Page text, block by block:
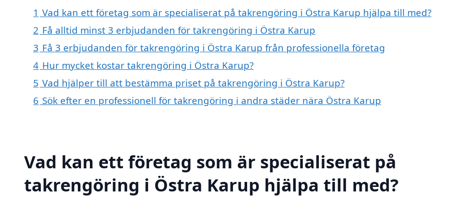
1 Vad kan ett företag som är specialiserat på takrengöring i Östra Karup hjälpa till med?
2 Få alltid minst 3 erbjudanden för takrengöring i Östra Karup
3 Få 3 erbjudanden för takrengöring i Östra Karup från professionella företag
4 Hur mycket kostar takrengöring i Östra Karup?
5 Vad hjälper till att bestämma priset på takrengöring i Östra Karup?
6 Sök efter en professionell för takrengöring i andra städer nära Östra Karup
Vad kan ett företag som är specialiserat på
takrengöring i Östra Karup hjälpa till med?